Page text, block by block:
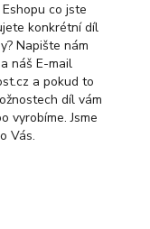
co jste
konkrétní díl
Napište nám
náš E-mail
a pokud to
díl vám
vyrobíme. Jsme
Vás.